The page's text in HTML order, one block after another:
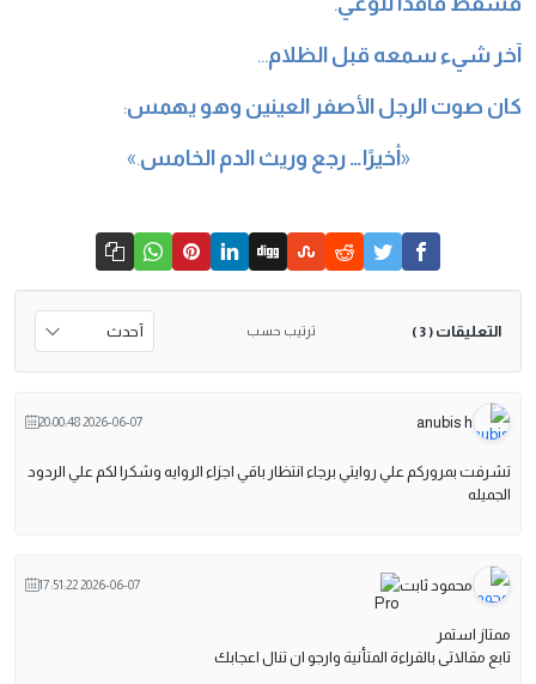
آخر شيء سمعه قبل الظلام…
كان صوت الرجل الأصفر العينين وهو يهمس:
«أخيرًا… رجع وريث الدم الخامس.»
التعليقات ( 3 ) ترتيب حسب
anubis h
2026-06-07 20:00:48
تشرفت بمروركم علي روايتي برجاء انتظار باقي اجزاء الروايه وشكرا لكم علي الردود
الجميله
محمود ثابت 2026-06-07 17:51:22
ممتاز استمر
تابع مقالاتى بالقراءة المتأنية وارجو ان تنال اعجابك